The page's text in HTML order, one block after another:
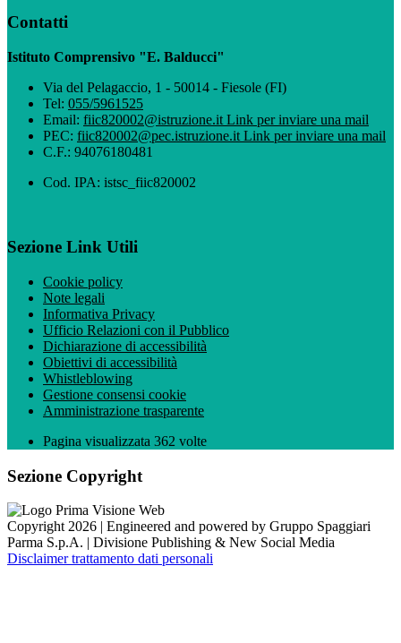
Contatti
Istituto Comprensivo "E. Balducci"
Via del Pelagaccio, 1 - 50014 - Fiesole (FI)
Tel: 055/5961525
Email: fiic820002@istruzione.it Link per inviare una mail
PEC: fiic820002@pec.istruzione.it Link per inviare una mail
C.F.: 94076180481
Cod. IPA: istsc_fiic820002
Sezione Link Utili
Cookie policy
Note legali
Informativa Privacy
Ufficio Relazioni con il Pubblico
Dichiarazione di accessibilità
Obiettivi di accessibilità
Whistleblowing
Gestione consensi cookie
Amministrazione trasparente
Pagina visualizzata 362 volte
Sezione Copyright
Copyright 2026 | Engineered and powered by Gruppo Spaggiari
Parma S.p.A. | Divisione Publishing & New Social Media
Disclaimer trattamento dati personali